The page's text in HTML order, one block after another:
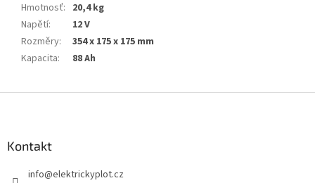
Hmotnosť: 20,4 kg
Napětí:
12 V
Rozměry:
354 x 175 x 175 mm
Kapacita: 88 Ah
Kontakt
info@elektrickyplot.cz